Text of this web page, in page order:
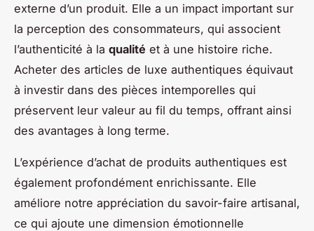
externe d’un produit. Elle a un impact important sur
la perception des consommateurs, qui associent
l’authenticité à la qualité et à une histoire riche.
Acheter des articles de luxe authentiques équivaut
à investir dans des pièces intemporelles qui
préservent leur valeur au fil du temps, offrant ainsi
des avantages à long terme.
L’expérience d’achat de produits authentiques est
également profondément enrichissante. Elle
améliore notre appréciation du savoir-faire artisanal,
ce qui ajoute une dimension émotionnelle